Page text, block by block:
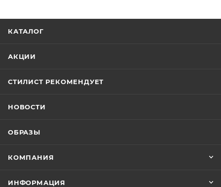
КАТАЛОГ
АКЦИИ
СТИЛИСТ РЕКОМЕНДУЕТ
НОВОСТИ
ОБРАЗЫ
КОМПАНИЯ
ИНФОРМАЦИЯ